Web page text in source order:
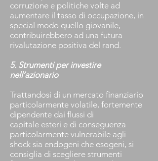
corruzione e politiche volte ad
aumentare il tasso di occupazione, in
special modo quello giovanile,
contribuirebbero ad una futura
rivalutazione positiva del rand.
5. Strumenti per investire
nell’azionario
Trattandosi di un mercato finanziario
particolarmente volatile, fortemente
dipendente dai flussi di
capitale esteri e di conseguenza
particolarmente vulnerabile agli
shock sia endogeni che esogeni, si
consiglia di scegliere strumenti